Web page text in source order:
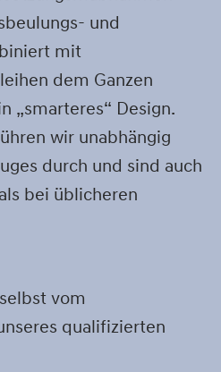
und
mit
dem Ganzen
„smarteres“ Design.
wir unabhängig
durch und sind auch
bei üblicheren
vom
qualifizierten